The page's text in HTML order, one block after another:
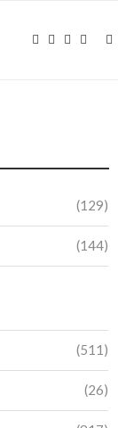
(129)
(144)
(511)
(26)